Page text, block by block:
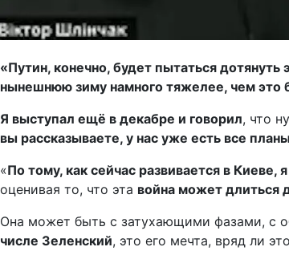
«Путин, конечно, будет пытаться
нынешнюю зиму намного тяжелее, чем это
Я выступал ещё в декабре и говорил, что
вы рассказываете, у нас уже есть все
«По тому, как сейчас развивается в Киеве,
оценивая то, что эта война может длиться
Она может быть с затухающими фазами, с
числе Зеленский, это его мечта, вряд ли